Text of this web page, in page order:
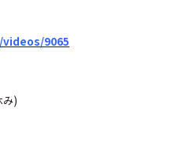
9065
み)